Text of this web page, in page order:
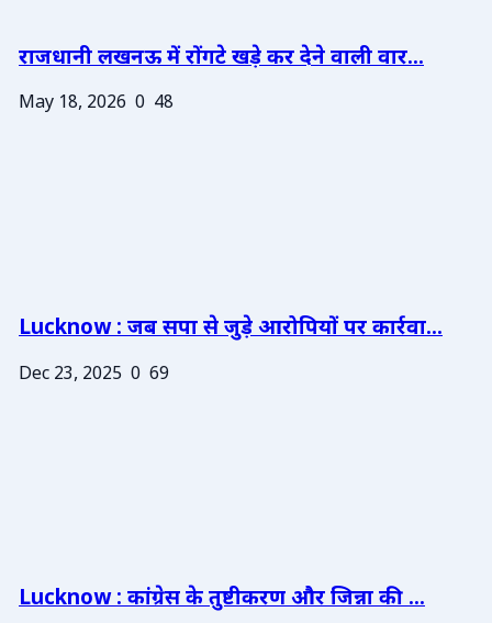
राजधानी लखनऊ में रोंगटे खड़े कर देने वाली वार...
May 18, 2026 0 48
Lucknow : जब सपा से जुड़े आरोपियों पर कार्रवा...
Dec 23, 2025 0 69
Lucknow : कांग्रेस के तुष्टीकरण और जिन्ना की ...